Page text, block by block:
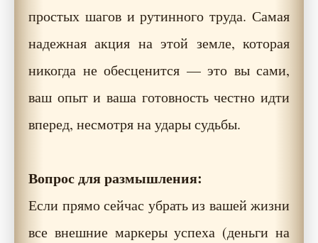
простых шагов и рутинного труда. Самая
надежная акция на этой земле, которая
никогда не обесценится — это вы сами,
ваш опыт и ваша готовность честно идти
вперед, несмотря на удары судьбы.
Вопрос для размышления:
Если прямо сейчас убрать из вашей жизни
все внешние маркеры успеха (деньги на